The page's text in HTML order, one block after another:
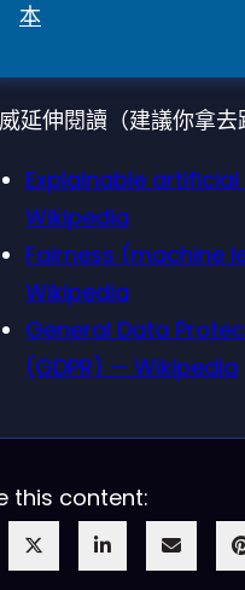
本
延伸閱讀（建議你拿
Explainable
Wikipedia
Fairness (machine
Wikipedia
General Data
(GDPR) — Wikipedia
this content: